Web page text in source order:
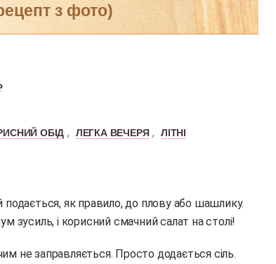
з фото)
ОБІД , ЛЕГКА ВЕЧЕРЯ , ЛІТНІ
подається, як правило, до плову або шашлику.
зусиль, і корисний смачний салат на столі!